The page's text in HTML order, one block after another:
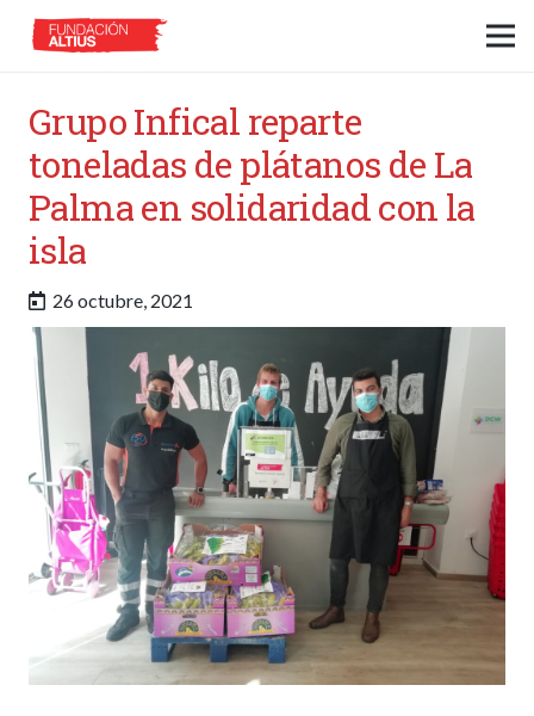
Grupo Infical reparte
toneladas de plátanos de La
Palma en solidaridad con la
isla
26 octubre, 2021